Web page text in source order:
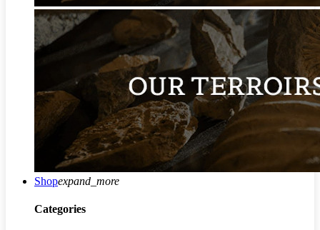
Shopexpand_more
Categories